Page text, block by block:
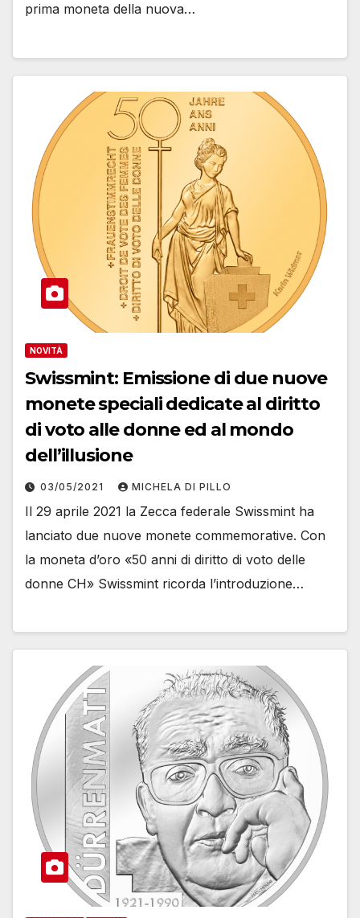
prima moneta della nuova…
NOVITÀ
Swissmint: Emissione di due nuove
monete speciali dedicate al diritto
di voto alle donne ed al mondo
dell’illusione
03/05/2021 MICHELA DI PILLO
Il 29 aprile 2021 la Zecca federale Swissmint ha
lanciato due nuove monete commemorative. Con
la moneta d’oro «50 anni di diritto di voto delle
donne CH» Swissmint ricorda l’introduzione…